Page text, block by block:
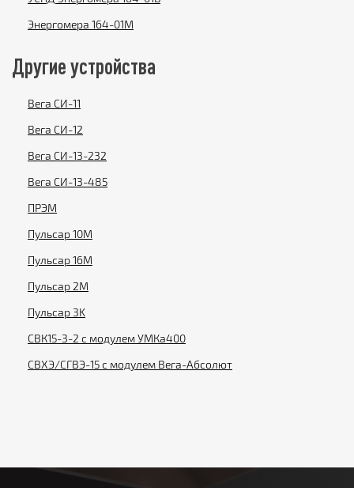
Энергомера 164-01М
Другие устройства
Вега СИ-11
Вега СИ-12
Вега СИ-13-232
Вега СИ-13-485
ПРЭМ
Пульсар 10М
Пульсар 16М
Пульсар 2М
Пульсар 3K
СВК15-3-2 с модулем УМКа400
СВХЭ/СГВЭ-15 с модулем Вега-Абсолют